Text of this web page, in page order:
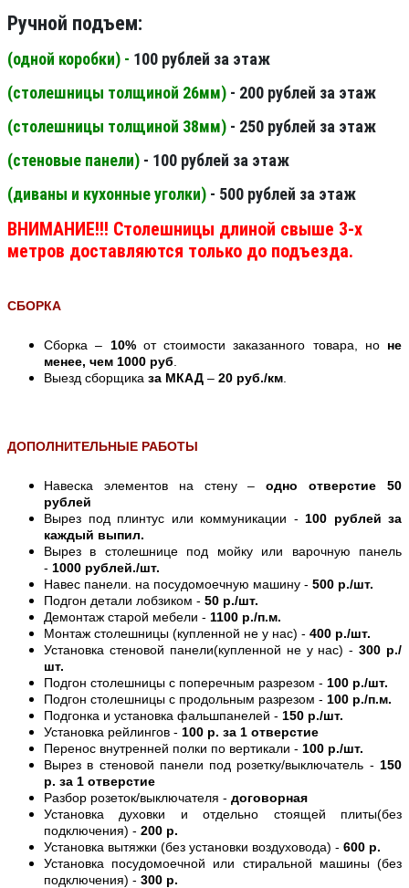
Ручной подъем:
(одной коробки) - 100 рублей за этаж
(столешницы толщиной 26мм) - 200 рублей за этаж
(столешницы толщиной 38мм) - 250 рублей за этаж
(стеновые панели) - 100 рублей за этаж
(диваны и кухонные уголки) - 500 рублей за этаж
ВНИМАНИЕ!!! Столешницы длиной свыше 3-х
метров доставляются только до подъезда.
СБОРКА
Сборка – 10%от стоимости заказанного товара, но не
менее, чем 1000 руб
Выезд сборщика за МКАД – 20 руб./км
ДОПОЛНИТЕЛЬНЫЕ РАБОТЫ
Навеска элементов на стену –одно отверстие 50
рублей
Вырез под плинтус или коммуникации - 100 рублей за
каждый выпил.
Вырез в столешнице под мойку или варочную панель
- 1000 рублей./шт.
Навес панели. на посудомоечную машину - 500 р./шт.
Подгон детали лобзиком - 50 р./шт.
Демонтаж старой мебели - 1100 р./п.м.
Монтаж столешницы (купленной не у нас) - 400 р./шт.
Установка стеновой панели(купленной не у нас) -300 р./
шт.
Подгон столешницы с поперечным разрезом - 100 р./шт.
Подгон столешницы с продольным разрезом - 100 р./п.м.
Подгонка и установка фальшпанелей - 150 р./шт.
Установка рейлингов - 100 р. за 1 отверстие
Перенос внутренней полки по вертикали - 100 р./шт.
Вырез в стеновой панели под розетку/выключатель - 150
р. за 1 отверстие
Разбор розеток/выключателя - договорная
Установка духовки и отдельно стоящей плиты(без
подключения) - 200 р.
Установка вытяжки (без установки воздуховода) - 600 р.
Установка посудомоечной или стиральной машины (без
подключения) - 300 р.